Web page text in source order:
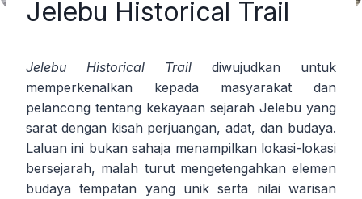
Jelebu Historical Trail
Jelebu Historical Trail diwujudkan untuk
memperkenalkan kepada masyarakat dan
pelancong tentang kekayaan sejarah Jelebu yang
sarat dengan kisah perjuangan, adat, dan budaya.
Laluan ini bukan sahaja menampilkan lokasi-lokasi
bersejarah, malah turut mengetengahkan elemen
budaya tempatan yang unik serta nilai warisan